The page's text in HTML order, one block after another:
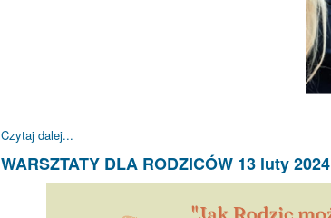
Czytaj dalej...
WARSZTATY DLA RODZICÓW 13 luty 2024